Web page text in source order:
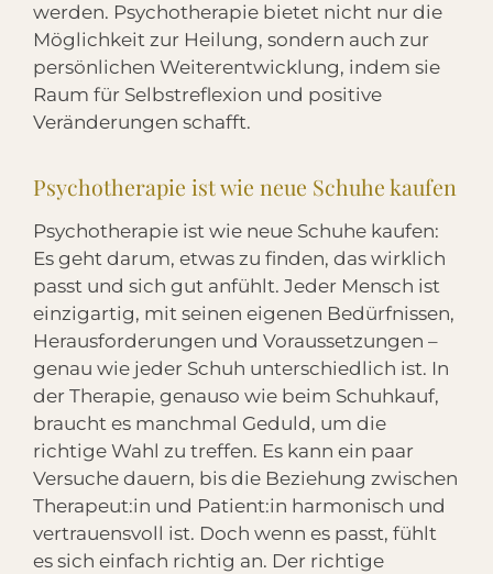
werden. Psychotherapie bietet nicht nur die
Möglichkeit zur Heilung, sondern auch zur
persönlichen Weiterentwicklung, indem sie
Raum für Selbstreflexion und positive
Veränderungen schafft.
Psychotherapie ist wie neue Schuhe kaufen
Psychotherapie ist wie neue Schuhe kaufen:
Es geht darum, etwas zu finden, das wirklich
passt und sich gut anfühlt. Jeder Mensch ist
einzigartig, mit seinen eigenen Bedürfnissen,
Herausforderungen und Voraussetzungen –
genau wie jeder Schuh unterschiedlich ist. In
der Therapie, genauso wie beim Schuhkauf,
braucht es manchmal Geduld, um die
richtige Wahl zu treffen. Es kann ein paar
Versuche dauern, bis die Beziehung zwischen
Therapeut:in und Patient:in harmonisch und
vertrauensvoll ist. Doch wenn es passt, fühlt
es sich einfach richtig an. Der richtige